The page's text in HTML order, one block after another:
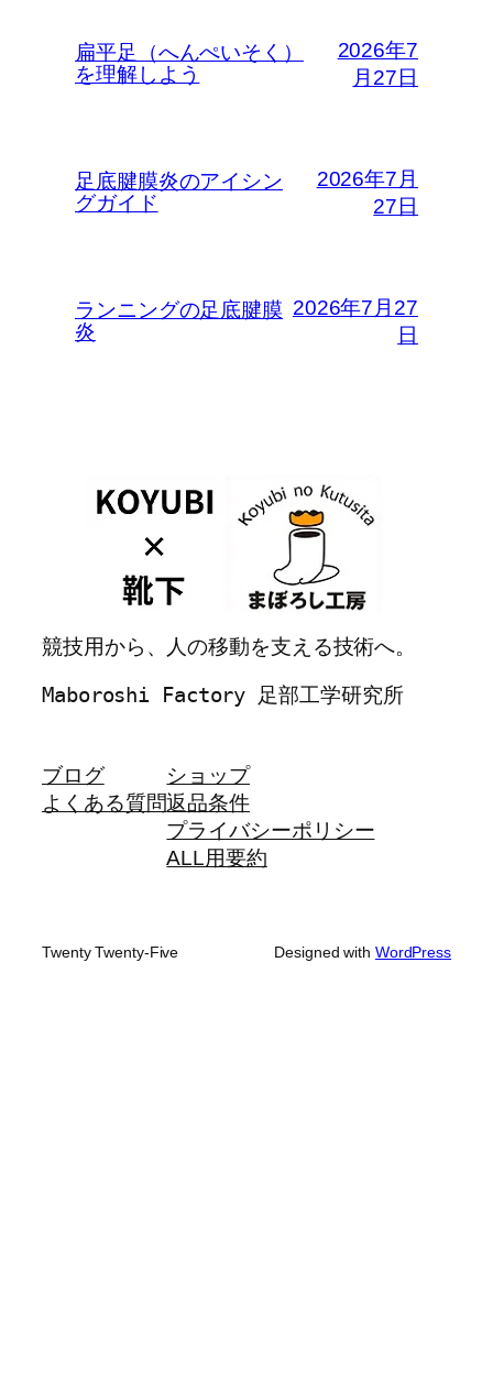
扁平足（へんぺいそく）
を理解しよう
2026年7
月27日
足底腱膜炎のアイシン
グガイド
2026年7月
27日
ランニングの足底腱膜
炎
2026年7月27
日
競技用から、人の移動を支える技術へ。
Maboroshi Factory 足部工学研究所
ブログ
よくある質問
ショップ
返品条件
プライバシーポリシー
ALL用要約
Twenty Twenty-Five Designed with WordPress